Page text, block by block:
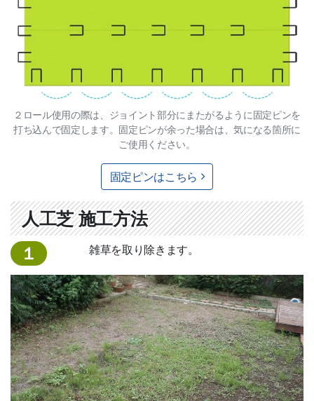
２ロール使用の際は、ジョイント部分にまたがるように固定ピンを
打ち込んで固定します。固定ピンが余った場合は、気になる箇所に
ご使用ください。
固定ピンはこちら
人工芝 施工方法
１ 雑草を取り除きます。